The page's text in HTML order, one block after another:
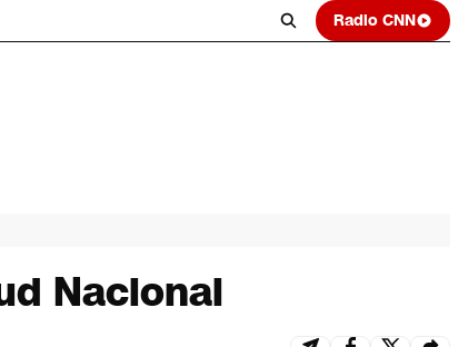
Radio CNN
Nacional